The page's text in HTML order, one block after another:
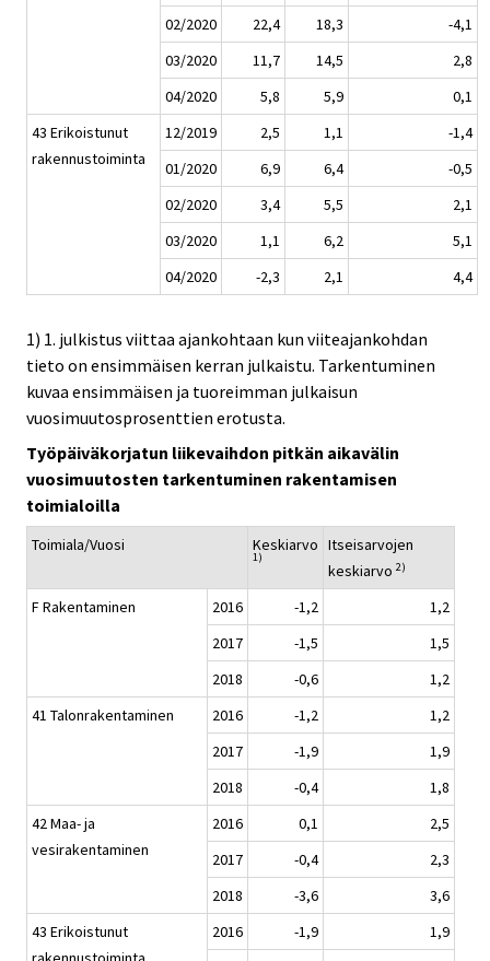
02/2020
22,4 18,3
-4,1
03/2020
11,7 14,5
2,8
04/2020
5,8 5,9
0,1
43 Erikoistunut
rakennustoiminta
12/2019 2,5 1,1
-1,4
01/2020
6,9 6,4
-0,5
02/2020
3,4 5,5
2,1
03/2020
1,1 6,2
5,1
04/2020
-2,3 2,1 4,4
1) 1. julkistus viittaa ajankohtaan kun viiteajankohdan
tieto on ensimmäisen kerran julkaistu. Tarkentuminen
kuvaa ensimmäisen ja tuoreimman julkaisun
vuosimuutosprosenttien erotusta.
Työpäiväkorjatun liikevaihdon pitkän aikavälin
vuosimuutosten tarkentuminen rakentamisen
toimialoilla
Toimiala/Vuosi Keskiarvo
1)
Itseisarvojen
keskiarvo 2)
F Rakentaminen 2016 -1,2
1,2
2017
-1,5
1,5
2018
-0,6
1,2
41 Talonrakentaminen
2016 -1,2
1,2
2017
-1,9
1,9
2018
-0,4
1,8
42 Maa- ja
vesirakentaminen
2016 0,1
2,5
2017
-0,4
2,3
2018
-3,6
3,6
43 Erikoistunut
2016 -1,9
1,9